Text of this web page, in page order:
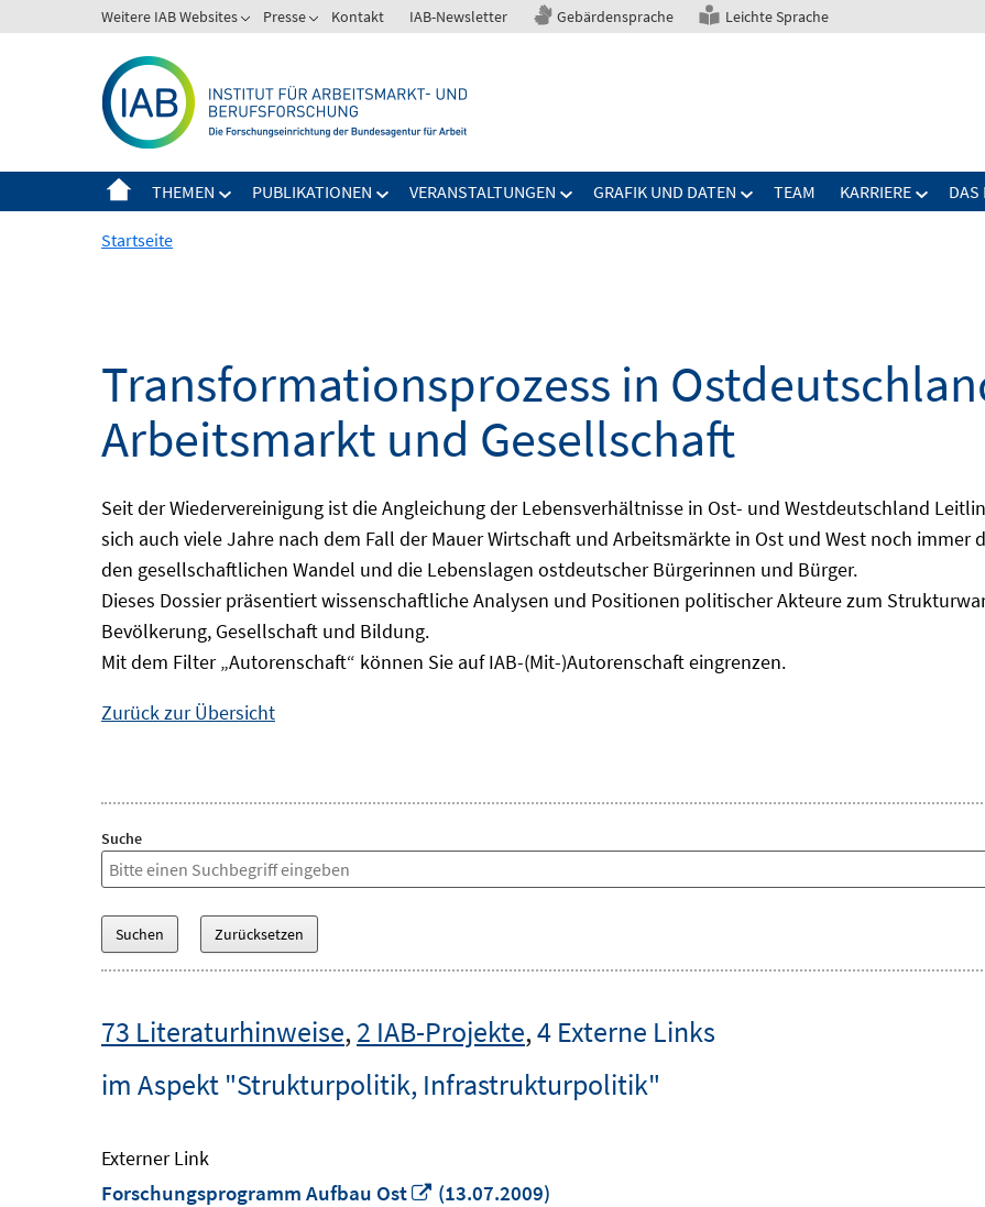
zum
Weitere IAB Websites Presse Kontakt IAB-Newsletter Gebärdensprache Leichte Sprache
THEMEN PUBLIKATIONEN VERANSTALTUNGEN GRAFIK UND DATEN TEAM KARRIERE DAS
Startseite
Transformationsprozess in
Arbeitsmarkt und Gesellschaft
Seit der Wiedervereinigung ist die Angleichung der Lebensverhältnisse in Ost- und Westdeutschland
sich auch viele Jahre nach dem Fall der Mauer Wirtschaft und Arbeitsmärkte in Ost und West noch
den gesellschaftlichen Wandel und die Lebenslagen ostdeutscher Bürgerinnen und Bürger.
Dieses Dossier präsentiert wissenschaftliche Analysen und Positionen politischer Akteure zum
Bevölkerung, Gesellschaft und Bildung.
Mit dem Filter „Autorenschaft“ können Sie auf IAB-(Mit-)Autorenschaft eingrenzen.
Zurück zur Übersicht
Suche
73 Literaturhinweise,2 IAB-Projekte,4 Externe Links
im Aspekt "Strukturpolitik, Infrastrukturpolitik"
Externer Link
Forschungsprogramm Aufbau Ost
In
(13.07.2009)